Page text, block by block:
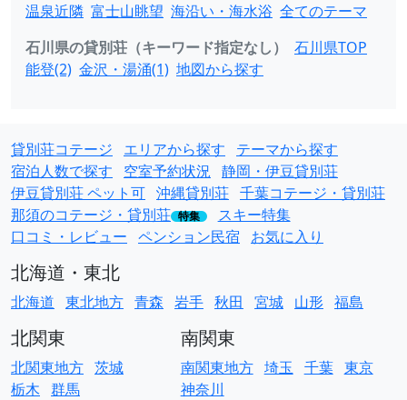
温泉近隣 富士山眺望 海沿い・海水浴 全てのテーマ
石川県の貸別荘（キーワード指定なし）
石川県TOP
能登(2) 金沢・湯涌(1) 地図から探す
貸別荘コテージ エリアから探す
テーマから探す
宿泊人数で探す
空室予約状況 静岡・伊豆貸別荘
伊豆貸別荘 ペット可 沖縄貸別荘 千葉コテージ・貸別荘
那須のコテージ・貸別荘 特集
スキー特集
口コミ・レビュー ペンション民宿 お気に入り
北海道・東北
北海道 東北地方 青森 岩手 秋田 宮城 山形 福島
北関東
北関東地方 茨城
栃木 群馬
南関東
南関東地方 埼玉 千葉 東京
神奈川